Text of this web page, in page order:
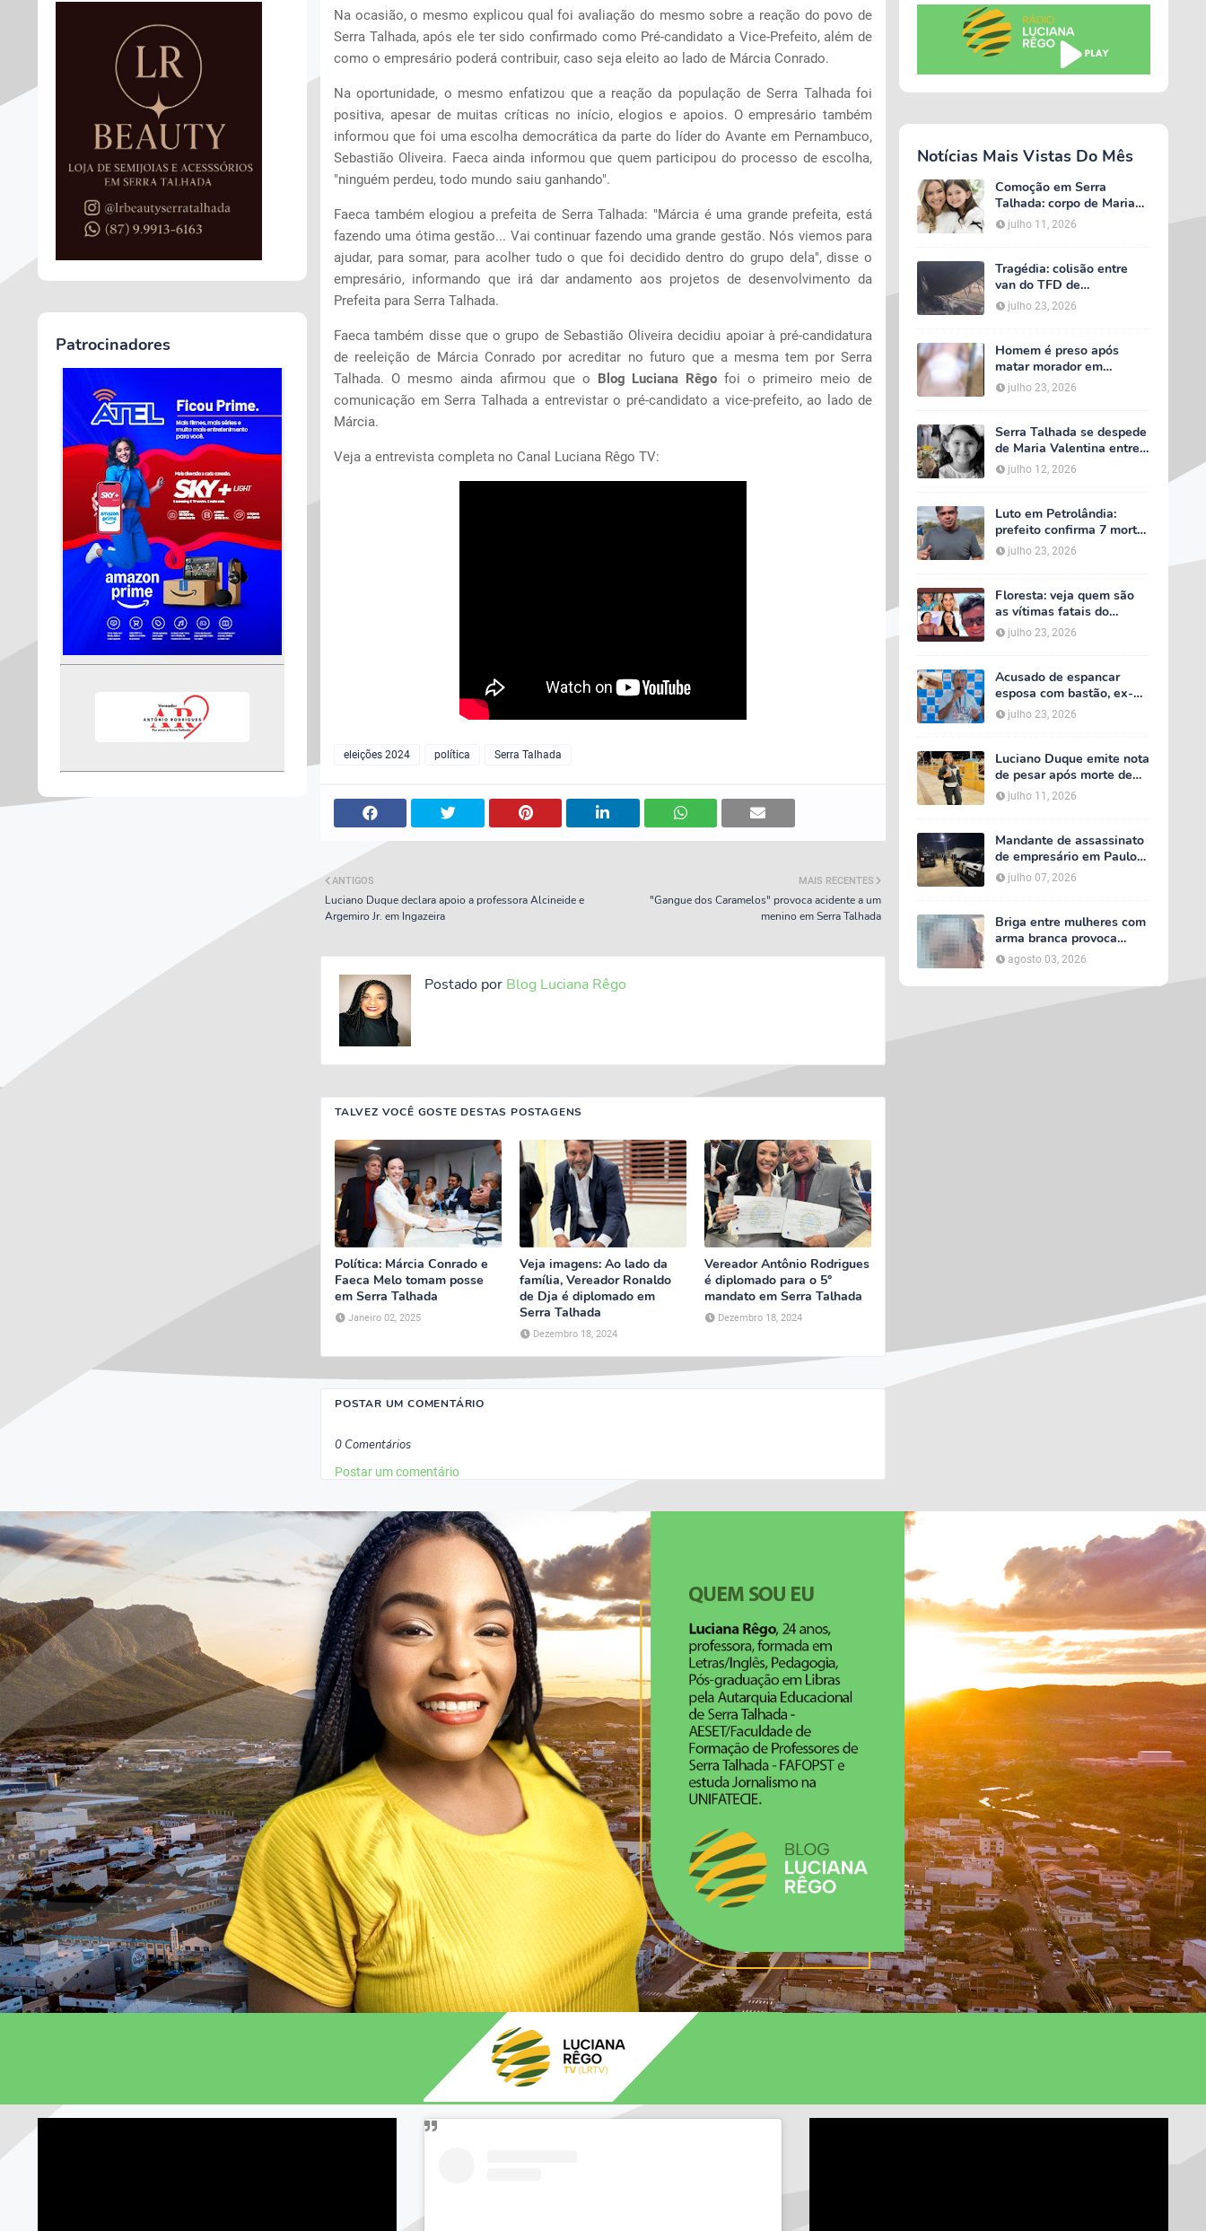
Patrocinadores
Na ocasião, o mesmo explicou qual foi avaliação do mesmo sobre a reação do povo de
Serra Talhada, após ele ter sido confirmado como Pré-candidato a Vice-Prefeito, além de
como o empresário poderá contribuir, caso seja eleito ao lado de Márcia Conrado.
Na oportunidade, o mesmo enfatizou que a reação da população de Serra Talhada foi
positiva, apesar de muitas críticas no início, elogios e apoios. O empresário também
informou que foi uma escolha democrática da parte do líder do Avante em Pernambuco,
Sebastião Oliveira. Faeca ainda informou que quem participou do processo de escolha,
"ninguém perdeu, todo mundo saiu ganhando".
Faeca também elogiou a prefeita de Serra Talhada: "Márcia é uma grande prefeita, está
fazendo uma ótima gestão... Vai continuar fazendo uma grande gestão. Nós viemos para
ajudar, para somar, para acolher tudo o que foi decidido dentro do grupo dela", disse o
empresário, informando que irá dar andamento aos projetos de desenvolvimento da
Prefeita para Serra Talhada.
Faeca também disse que o grupo de Sebastião Oliveira decidiu apoiar à pré-candidatura
de reeleição de Márcia Conrado por acreditar no futuro que a mesma tem por Serra
Talhada. O mesmo ainda afirmou que o Blog Luciana Rêgo foi o primeiro meio de
comunicação em Serra Talhada a entrevistar o pré-candidato a vice-prefeito, ao lado de
Márcia.
Veja a entrevista completa no Canal Luciana Rêgo TV:
eleições 2024 política Serra Talhada
MAIS RECENTES
"Gangue dos Caramelos" provoca acidente a um
menino em Serra Talhada
ANTIGOS
Luciano Duque declara apoio a professora Alcineide e
Argemiro Jr. em Ingazeira
Postado por Blog Luciana Rêgo
TALVEZ VOCÊ GOSTE DESTAS POSTAGENS
Política: Márcia Conrado e
Faeca Melo tomam posse
em Serra Talhada
Janeiro 02, 2025
Veja imagens: Ao lado da
família, Vereador Ronaldo
de Dja é diplomado em
Serra Talhada
Dezembro 18, 2024
Vereador Antônio Rodrigues
é diplomado para o 5°
mandato em Serra Talhada
Dezembro 18, 2024
POSTAR UM COMENTÁRIO
0 Comentários
Postar um comentário
Notícias Mais Vistas Do Mês
Comoção em Serra
Talhada: corpo de Maria
Valentina é liberado e
velório começa às 5h
julho 11, 2026
Tragédia: colisão entre
van do TFD de
Petrolândia e caminhão
deixa sete mortos em
julho 23, 2026
Homem é preso após
matar morador em
situação de rua e espalhar
sal sobre o corpo em
julho 23, 2026
Serra Talhada se despede
de Maria Valentina entre
lágrimas, louvores e uma
multidão que caminhou ao
julho 12, 2026
Luto em Petrolândia:
prefeito confirma 7 mortes
e 4 feridos em tragédia
com van do TFD e decreta
julho 23, 2026
Floresta: veja quem são
as vítimas fatais do
acidente entre van do TFD
e caminhão na PE-360
julho 23, 2026
Acusado de espancar
esposa com bastão, ex-
secretário de Calumbi
será julgado por tentativa
julho 23, 2026
Luciano Duque emite nota
de pesar após morte de
Maria Valentina; Márcia
Conrado decreta luto
Serra Talhada
julho 11, 2026
Mandante de assassinato
de empresário em Paulo
Afonso é preso em Serra
Talhada; suspeito
vítima
julho 07, 2026
Briga entre mulheres com
arma branca provoca
tumulto em loja no bairro
AABB, em Serra Talhada
agosto 03, 2026